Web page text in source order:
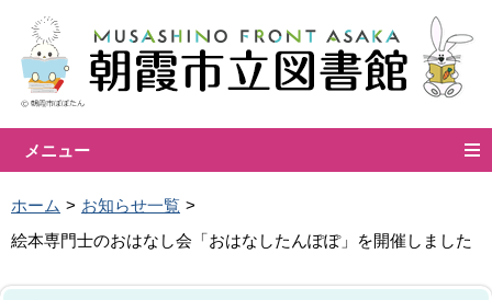
メニュー
ホーム
お知らせ一覧
絵本専門士のおはなし会「おはなしたんぽぽ」を開催しました